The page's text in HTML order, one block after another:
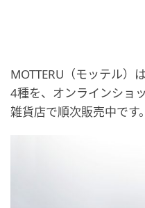
MOTTERU（モッテル）
4種を、オンラインショ
雑貨店で順次販売中です。